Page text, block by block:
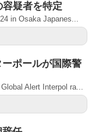
疑者を特定
in Osaka Japanes...
ポールが国際警
Alert Interpol ra...